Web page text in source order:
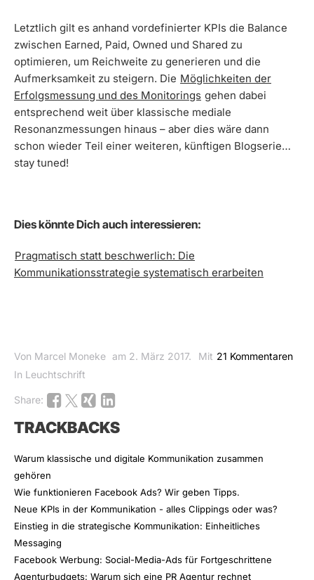
Letztlich gilt es anhand vordefinierter KPIs die Balance
zwischen Earned, Paid, Owned und Shared zu
optimieren, um Reichweite zu generieren und die
Aufmerksamkeit zu steigern. Die Möglichkeiten der
Erfolgsmessung und des Monitorings gehen dabei
entsprechend weit über klassische mediale
Resonanzmessungen hinaus – aber dies wäre dann
schon wieder Teil einer weiteren, künftigen Blogserie…
stay tuned!
Dies könnte Dich auch interessieren:
Pragmatisch statt beschwerlich: Die
Kommunikationsstrategie systematisch erarbeiten
Von Marcel Moneke am 2. März 2017. Mit 21 Kommentaren
In Leuchtschrift
Share:
TRACKBACKS
Warum klassische und digitale Kommunikation zusammen
gehören
Wie funktionieren Facebook Ads? Wir geben Tipps.
Neue KPIs in der Kommunikation - alles Clippings oder was?
Einstieg in die strategische Kommunikation: Einheitliches
Messaging
Facebook Werbung: Social-Media-Ads für Fortgeschrittene
Agenturbudgets: Warum sich eine PR Agentur rechnet